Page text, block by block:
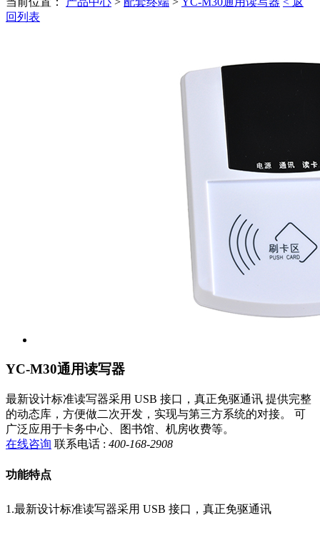
回列表
YC-M30通用读写器
最新设计标准读写器采用 USB 接口，真正免驱通讯 提供完整
的动态库，方便做二次开发，实现与第三方系统的对接。 可
广泛应用于卡务中心、图书馆、机房收费等。
在线咨询 联系电话 : 400-168-2908
功能特点
1.最新设计标准读写器采用 USB 接口，真正免驱通讯